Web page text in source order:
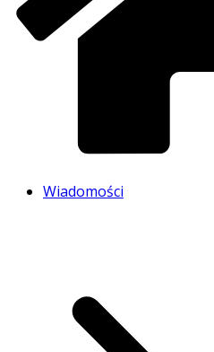
Wiadomości